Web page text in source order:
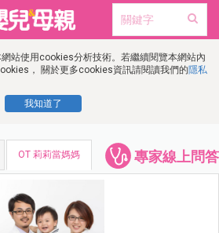
站使用cookies分析技術。若繼續閱覽本網站內
， 關於更多cookies資訊請閱讀我們的隱私
我知道了
專家線上問答
OT 莉莉當媽媽